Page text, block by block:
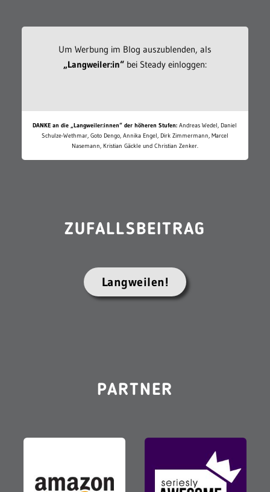
Um Werbung im Blog auszublenden, als
„Langweiler:in“bei Steady einloggen:
DANKE an die „Langweiler:innen“ der höheren Stufen: Andreas Wedel, Daniel
Schulze-Wethmar, Goto Dengo, Annika Engel, Dirk Zimmermann, Marcel
Nasemann, Kristian Gäckle und Christian Zenker.
ZUFALLSBEITRAG
Langweilen!
PARTNER